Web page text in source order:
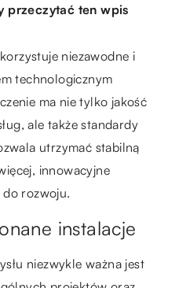
przeczytać ten wpis
niezawodne i
technologicznym
ma nie tylko jakość
ale także standardy
utrzymać stabilną
innowacyjne
do rozwoju.
instalacje
niezwykle ważna jest